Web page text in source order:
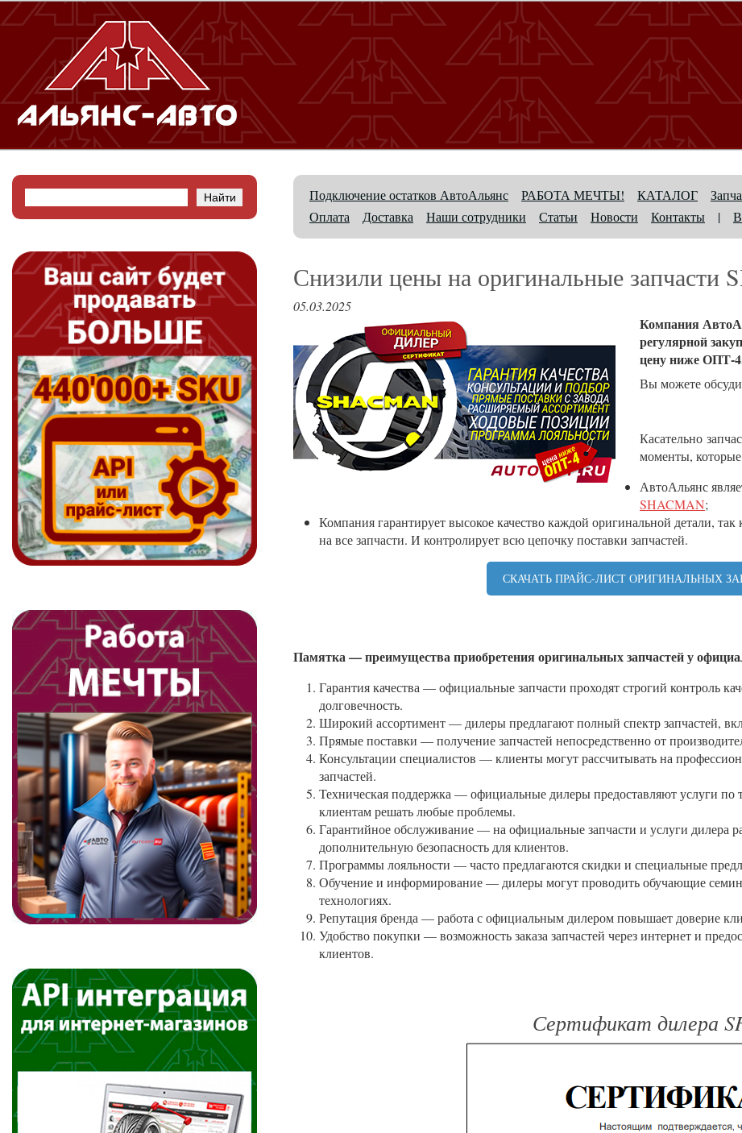
Подключение остатков АвтоАльянс РАБОТА МЕЧТЫ! КАТАЛОГ
Оплата
Доставка Наши сотрудники Статьи Новости Контакты |
Снизили цены на оригинальные запчасти
05.03.2025
Компания
регулярной
цену ниже ОПТ-
Вы можете
Касательно
моменты,
АвтоАльянс
SHACMAN;
Компания гарантирует высокое качество каждой оригинальной детали,
на все запчасти. И контролирует всю цепочку поставки запчастей.
СКАЧАТЬ ПРАЙС-ЛИСТ ОРИГИНАЛЬНЫХ
Памятка — преимущества приобретения оригинальных запчастей у
Гарантия качества — официальные запчасти проходят строгий контроль
долговечность.
Широкий ассортимент — дилеры предлагают полный спектр запчастей,
Прямые поставки — получение запчастей непосредственно от
Консультации специалистов — клиенты могут рассчитывать на
запчастей.
Техническая поддержка — официальные дилеры предоставляют услуги
клиентам решать любые проблемы.
Гарантийное обслуживание — на официальные запчасти и услуги дилера
дополнительную безопасность для клиентов.
Программы лояльности — часто предлагаются скидки и специальные
Обучение и информирование — дилеры могут проводить обучающие
технологиях.
Репутация бренда — работа с официальным дилером повышает доверие
Удобство покупки — возможность заказа запчастей через интернет и
клиентов.
Сертификат дилера